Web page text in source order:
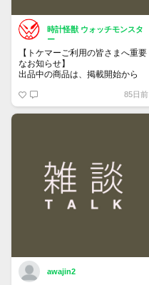
時計怪獣 ウォッチモンスタ
ー
【トケマーご利用の皆さまへ重要
なお知らせ】
出品中の商品は、掲載開始から
「下書き」へ戻ります。
トップページでお気に入り登録が
できるようになりました。
85日前
awajin2